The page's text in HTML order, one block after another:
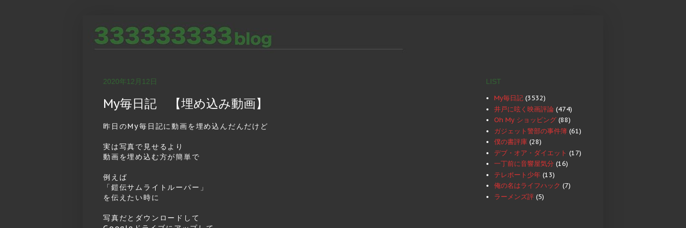
2020年12月12日
My毎日記 【埋め込み動画】
昨日のMy毎日記に動画を埋め込んだんだけど
実は写真で見せるより
動画を埋め込む方が簡単で
例えば
「鎧伝サムライトルーパー」
を伝えたい時に
写真だとダウンロードして
LIST
My毎日記 (3532)
井戸に呟く映画評論 (474)
Oh My ショッピング (88)
ガジェット警部の事件簿 (61)
僕の書評庫 (28)
デブ・オア・ダイエット (17)
一丁前に音響屋気分 (16)
テレポート少年 (13)
俺の名はライフハック (7)
ラーメンズ評 (5)